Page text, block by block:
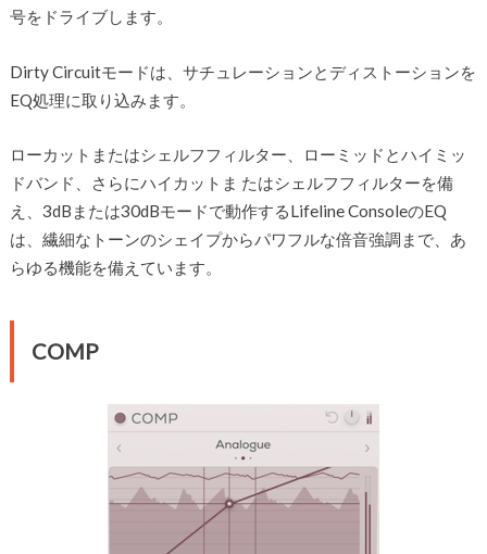
号をドライブします。
Dirty Circuitモードは、サチュレーションとディストーションを
EQ処理に取り込みます。
ローカットまたはシェルフフィルター、ローミッドとハイミッ
ドバンド、さらにハイカットま たはシェルフフィルターを備
え、3dBまたは30dBモードで動作するLifeline ConsoleのEQ
は、繊細なトーンのシェイプからパワフルな倍音強調まで、あ
らゆる機能を備えています。
COMP